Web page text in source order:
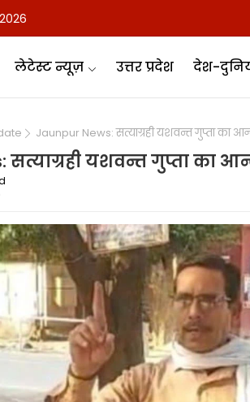
लेटेस्ट न्यूज़ उत्तर प्रदेश देश-
Jaunpur News: सत्याग्रही यशवन्त गुप्ता का
सत्याग्रही यशवन्त गुप्ता का